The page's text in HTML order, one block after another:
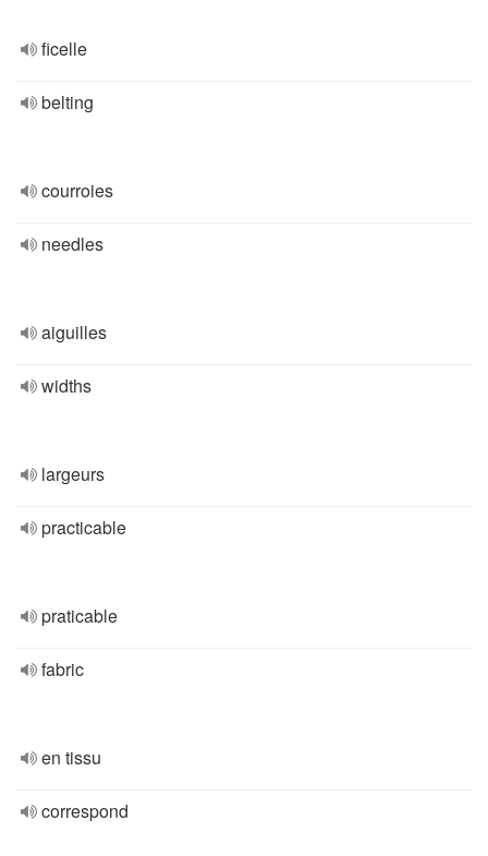
ficelle
belting
courroies
needles
aiguilles
widths
largeurs
practicable
praticable
fabric
en tissu
correspond